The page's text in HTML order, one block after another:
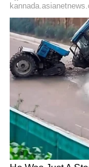
ಬುಧ ಗ್ರಹವು
ಸುಖ ಮತ್ತು
ಹೊಸ ಆದಾಯದ
ಪ್ರಗತಿ ಮತ್ತು
ಸಂಬಂಧಿಸಿದ